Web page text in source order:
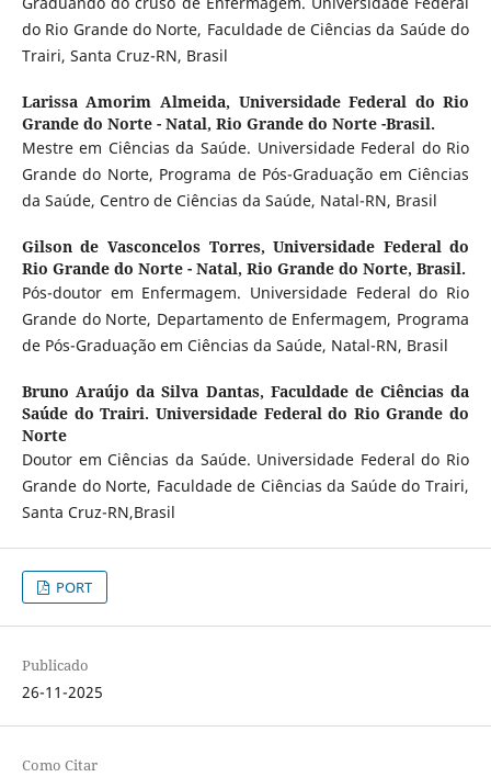
do Rio Grande do Norte, Faculdade de Ciências da Saúde do
Trairi, Santa Cruz-RN, Brasil
Larissa Amorim Almeida, Universidade Federal do Rio
Grande do Norte - Natal, Rio Grande do Norte -Brasil.
Mestre em Ciências da Saúde. Universidade Federal do Rio
Grande do Norte, Programa de Pós-Graduação em Ciências
da Saúde, Centro de Ciências da Saúde, Natal-RN, Brasil
Gilson de Vasconcelos Torres,Universidade Federal do
Rio Grande do Norte - Natal, Rio Grande do Norte, Brasil.
Pós-doutor em Enfermagem. Universidade Federal do Rio
Grande do Norte, Departamento de Enfermagem, Programa
de Pós-Graduação em Ciências da Saúde, Natal-RN, Brasil
Bruno Araújo da Silva Dantas, Faculdade de Ciências da
Saúde do Trairi. Universidade Federal do Rio Grande do
Norte
Doutor em Ciências da Saúde. Universidade Federal do Rio
Grande do Norte, Faculdade de Ciências da Saúde do Trairi,
Santa Cruz-RN,Brasil
PORT
Publicado
26-11-2025
Como Citar